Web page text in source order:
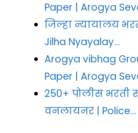
Paper | Arogya
जिल्हा न्यायालय
Jilha Nyayalay…
Arogya vibhag
Paper | Arogya
250+ पोलीस भरती
वनलायनर | Police…